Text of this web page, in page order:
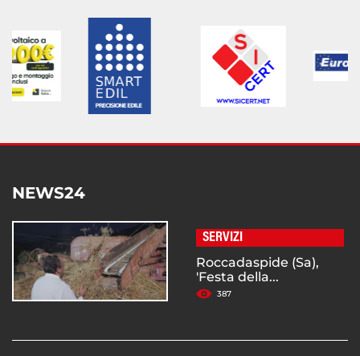
NEWS24
SERVIZI
Roccadaspide (Sa),
'Festa della...
387